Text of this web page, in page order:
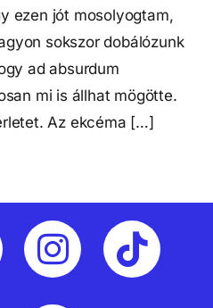
ezen jót mosolyogtam,
sokszor dobálózunk
ad absurdum
mi is állhat mögötte.
Az ekcéma […]